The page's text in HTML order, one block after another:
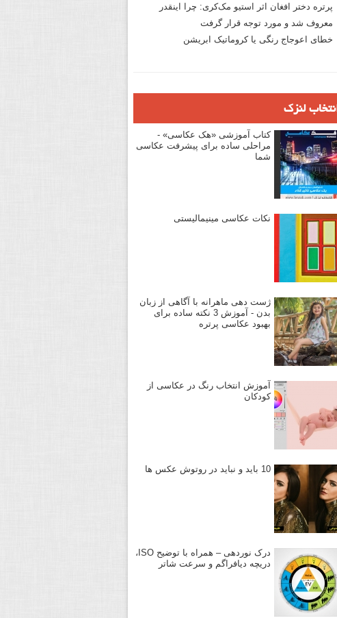
پرتره دختر افغان اثر استیو مک‌کری: چرا اینقدر
معروف شد و مورد توجه قرار گرفت
خطای اعوجاج رنگی یا کروماتیک ابریشن
لنزک
کتاب آموزشی «هک عکاسی» -
مراحلی ساده برای پیشرفت عکاسی
شما
نکات عکاسی مینیمالیستی
ژست دهی ماهرانه با آگاهی از زبان
بدن - آموزش 3 نکته ساده برای
بهبود عکاسی پرتره
آموزش انتخاب رنگ در عکاسی از
کودکان
10 باید و نباید در روتوش عکس ها
درک نوردهی – همراه با توضیح ISO،
دریچه دیافراگم و سرعت شاتر